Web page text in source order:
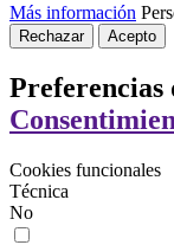
Más información
Rechazar Acepto
Preferencias
Cookies funcionales
Técnica
No